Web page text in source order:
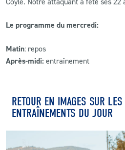
Le programme du mercredi:
Matin: repos
Après-midi: entraînement
RETOUR EN IMAGES SUR
ENTRAÎNEMENTS DU JOUR